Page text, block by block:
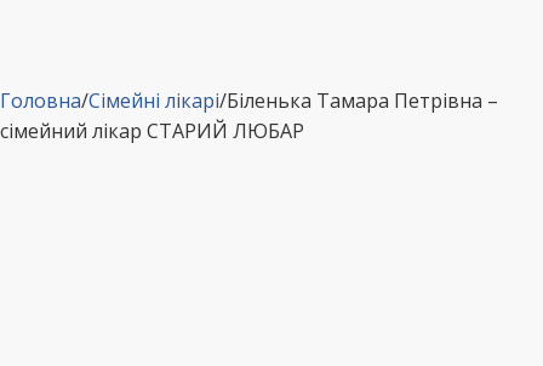
Головна/Сімейні лікарі/Біленька Тамара Петрівна –
сімейний лікар СТАРИЙ ЛЮБАР